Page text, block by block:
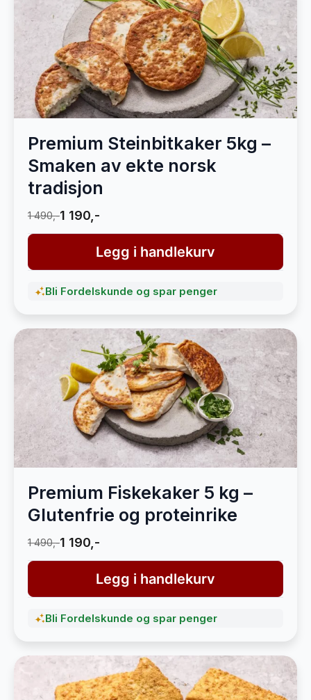
Premium Steinbitkaker 5kg –
Smaken av ekte norsk
tradisjon
1 490,-1 190,-
Legg i handlekurv
Bli Fordelskunde og spar penger
Premium Fiskekaker 5 kg –
Glutenfrie og proteinrike
1 490,-1 190,-
Legg i handlekurv
Bli Fordelskunde og spar penger